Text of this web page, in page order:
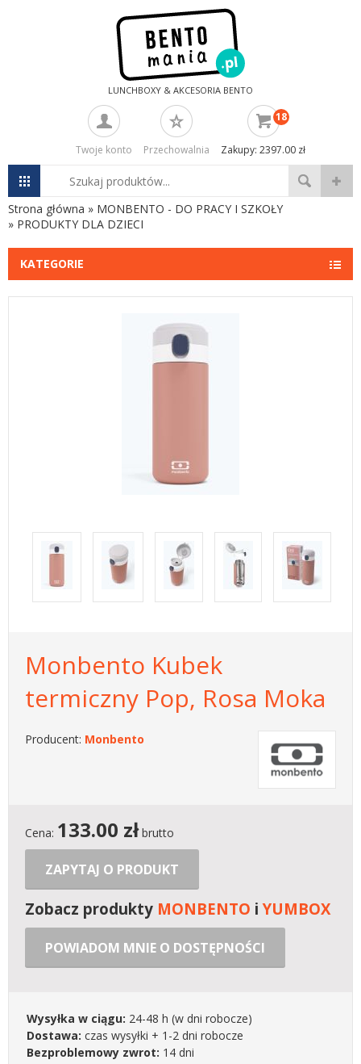
LUNCHBOXY & AKCESORIA BENTO
Twoje konto Przechowalnia
18
Zakupy: 2397.00 zł
Strona główna » MONBENTO - DO PRACY I SZKOŁY
» PRODUKTY DLA DZIECI
KATEGORIE
Monbento Kubek
termiczny Pop, Rosa Moka
Producent: Monbento
Cena: 133.00 złbrutto
ZAPYTAJ O PRODUKT
Zobacz produkty MONBENTO iYUMBOX
POWIADOM MNIE O DOSTĘPNOŚCI
Wysyłka w ciągu: 24-48 h (w dni robocze)
Dostawa: czas wysyłki + 1-2 dni robocze
Bezproblemowy zwrot: 14 dni